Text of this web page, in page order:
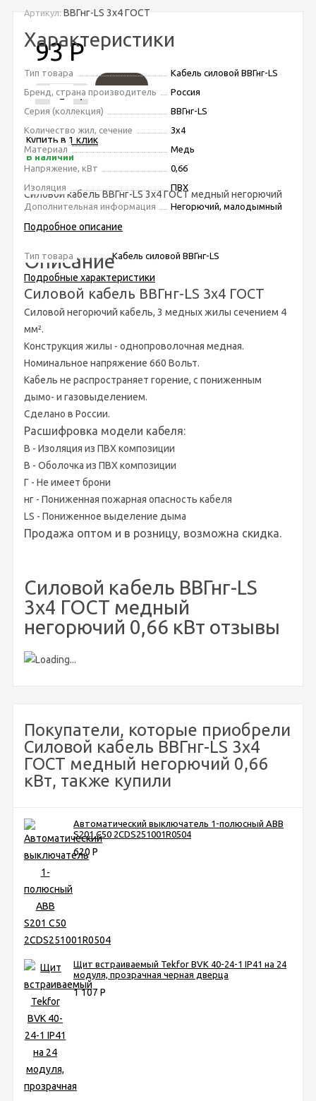
Артикул: ВВГнг-LS 3х4 ГОСТ
93Р
- +
Купить в 1 клик
В наличии
Силовой кабель ВВГнг-LS 3х4 ГОСТ медный негорючий
0,66 кВт
Подробное описание
Тип товара Кабель силовой ВВГнг-LS
Подробные характеристики
Характеристики
Тип товара
Кабель силовой ВВГнг-LS
Бренд, страна производитель
Россия
Серия (коллекция)
ВВГнг-LS
Количество жил, сечение
3х4
Материал
Медь
Напряжение, кВт
0,66
Изоляция
ПВХ
Дополнительная информация
Негорючий, малодымный
Описание
Силовой кабель ВВГнг-LS 3х4 ГОСТ
Силовой негорючий кабель, 3 медных жилы сечением 4
мм².
Конструкция жилы - однопроволочная медная.
Номинальное напряжение 660 Вольт.
Кабель не распространяет горение, с пониженным
дымо- и газовыделением.
Сделано в России.
Расшифровка модели кабеля:
В - Изоляция из ПВХ композиции
В - Оболочка из ПВХ композиции
Г - Не имеет брони
нг - Пониженная пожарная опасность кабеля
LS - Пониженное выделение дыма
Продажа оптом и в розницу, возможна скидка.
Силовой кабель ВВГнг-LS
3х4 ГОСТ медный
негорючий 0,66 кВт отзывы
Покупатели, которые приобрели
Силовой кабель ВВГнг-LS 3х4
ГОСТ медный негорючий 0,66
кВт, также купили
Автоматический выключатель 1-полюсный ABB
S201 C50 2CDS251001R0504
620 Р
Щит встраиваемый Tekfor BVK 40-24-1 IP41 на 24
модуля, прозрачная черная дверца
1 107 Р